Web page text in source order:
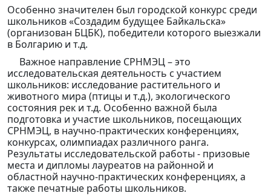
Особенно значителен был городской конкурс среди
школьников «Создадим будущее Байкальска»
(организован БЦБК), победители которого выезжали
в Болгарию и т.д.
Важное направление СРНМЭЦ – это
исследовательская деятельность с участием
школьников: исследование растительного и
животного мира (птицы и т.д.), экологического
состояния рек и т.д. Особенно важной была
подготовка и участие школьников, посещающих
СРНМЭЦ, в научно-практических конференциях,
конкурсах, олимпиадах различного ранга.
Результаты исследовательской работы - призовые
места и дипломы лауреатов на районной и
областной научно-практических конференциях, а
также печатные работы школьников.